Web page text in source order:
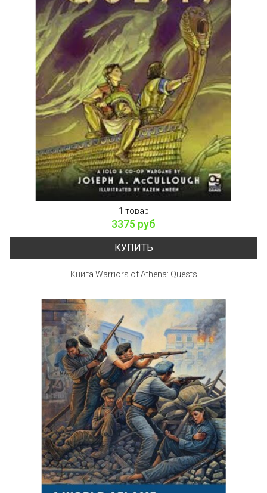
1 товар
3375 руб
КУПИТЬ
Книга Warriors of Athena: Quests